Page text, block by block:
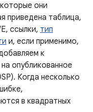
они
приведена таблица,
ссылки, тип
и, если применимо,
к
опубликованное
Когда несколько
в квадратных